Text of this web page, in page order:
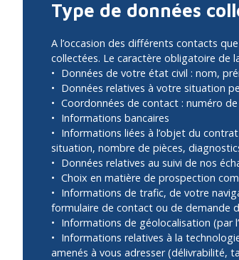
Type de données
A l’occasion des différents contacts
collectées. Le caractère obligatoire de
Données de votre état civil : nom,
Données relatives à votre situation
Coordonnées de contact : numéro
Informations bancaires
Informations liées à l’objet du
situation, nombre de pièces,
Données relatives au suivi de nos
Choix en matière de prospection
Informations de trafic, de votre
formulaire de contact ou de demande
Informations de géolocalisation (par
Informations relatives à la
amenés à vous adresser (délivrabilité,